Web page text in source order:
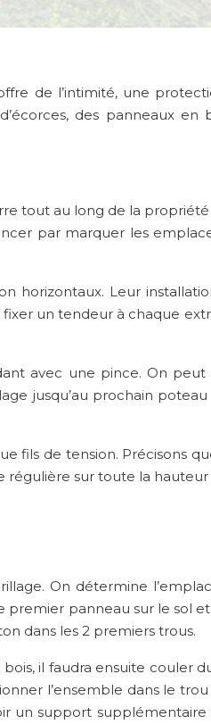
de l’intimité, une
des panneaux en
tout au long de la
par marquer les
horizontaux. Leur
un tendeur à chaque
avec une pince. On peut
jusqu’au prochain poteau
fils de tension. Précisons
régulière sur toute la
On détermine
premier panneau sur le sol
dans les 2 premiers trous.
il faudra ensuite couler
l’ensemble dans le
un support